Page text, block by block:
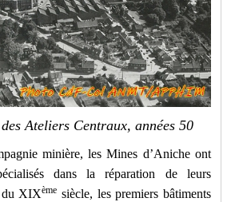
Ateliers Centraux, années 50
minière, les Mines d’Aniche ont
dans la réparation de leurs
du XIXème siècle, les premiers bâtiments